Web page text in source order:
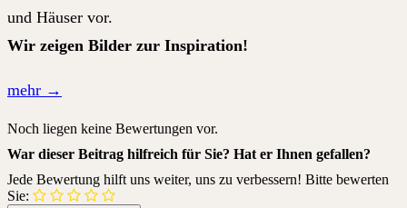
und Häuser vor.
Wir zeigen Bilder zur Inspiration!
mehr →
Noch liegen keine Bewertungen vor.
War dieser Beitrag hilfreich für Sie? Hat er Ihnen gefallen?
Jede Bewertung hilft uns weiter, uns zu verbessern! Bitte bewerten
Sie: